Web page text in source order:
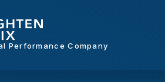
Performance Company